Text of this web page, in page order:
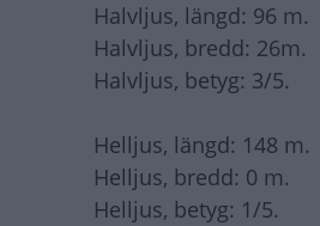
Halvljus, längd: 96 m.
Halvljus, bredd: 26m.
Halvljus, betyg: 3/5.
Helljus, längd: 148 m.
Helljus, bredd: 0 m.
Helljus, betyg: 1/5.